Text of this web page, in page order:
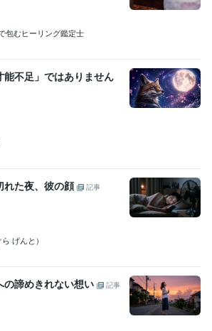
婚活 出会い
包むヒーリング鑑定士
不足」ではありません
れた夜、彼の顔
記事
げんと）
諦めきれない想い
記事